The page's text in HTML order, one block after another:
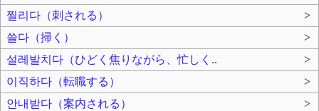
찔리다（刺される）
>
쓸다（掃く）
>
설레발치다（ひどく焦りながら、忙しく..
>
이직하다（転職する）
>
안내받다（案内される）
>